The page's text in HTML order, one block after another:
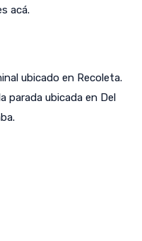
acá.
ubicado en Recoleta.
parada ubicada en Del